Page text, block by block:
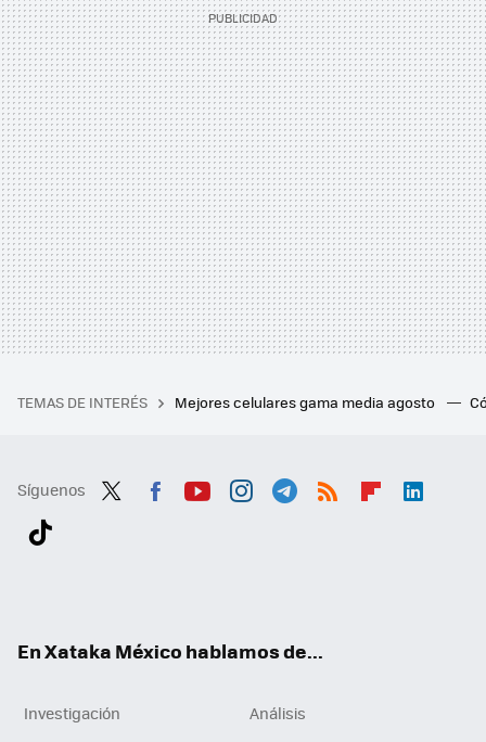
TEMAS DE INTERÉS Mejores celulares gama media agosto
Síguenos
En Xataka México hablamos de...
Investigación
Análisis